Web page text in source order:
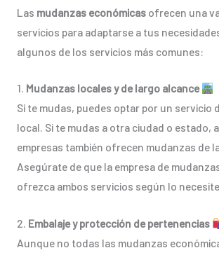
Las mudanzas económicasofrecen una
servicios para adaptarse a tus
algunos de los servicios más comunes:
1. Mudanzas locales y de largo alcance
Si te mudas, puedes optar por un servicio
local. Si te mudas a otra ciudad o estado,
empresas también ofrecen mudanzas de
Asegúrate de que la empresa de
ofrezca ambos servicios según lo
2. Embalaje y protección de pertenencias
Aunque no todas las mudanzas